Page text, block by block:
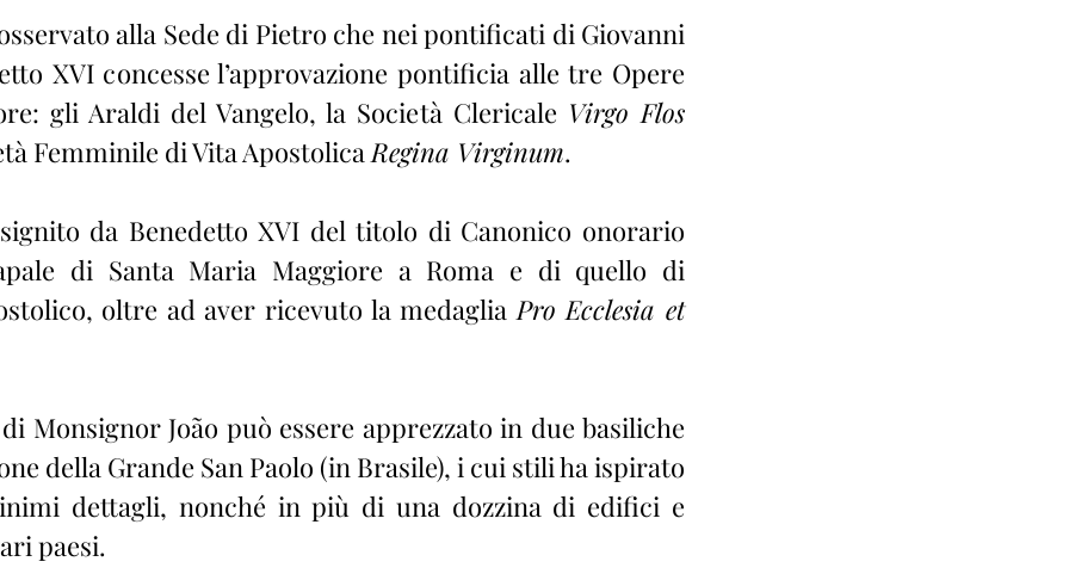
alla Sede di Pietro che nei pontificati di Giovanni
XVI concesse l’approvazione pontificia alle tre Opere
gli Araldi del Vangelo, la Società Clericale Virgo Flos
Femminile di Vita Apostolica Regina Virginum.
da Benedetto XVI del titolo di Canonico onorario
di Santa Maria Maggiore a Roma e di quello di
oltre ad aver ricevuto la medaglia Pro Ecclesia et
Monsignor João può essere apprezzato in due basiliche
della Grande San Paolo (in Brasile), i cui stili ha ispirato
dettagli, nonché in più di una dozzina di edifici e
paesi.